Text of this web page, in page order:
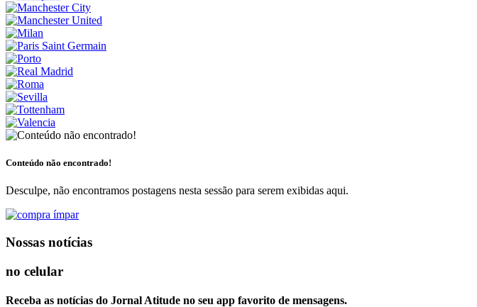
Conteúdo não encontrado!
Desculpe, não encontramos postagens nesta sessão para serem exibidas aqui.
Nossas notícias
no celular
Receba as notícias do Jornal Atitude no seu app favorito de mensagens.